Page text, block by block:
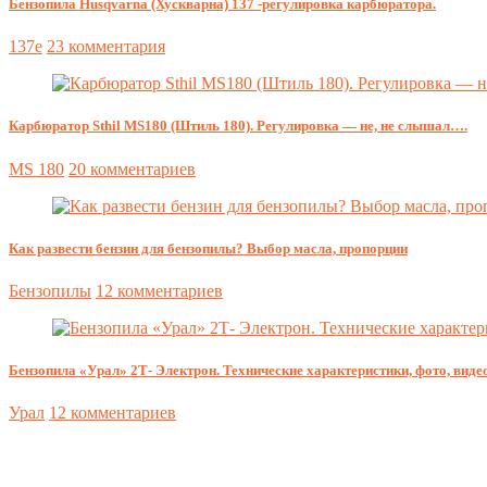
Бензопила Husqvarna (Хускварна) 137 -регулировка карбюратора.
137e 23 комментария
Карбюратор Sthil MS180 (Штиль 180). Регулировка — не, не слышал….
MS 180 20 комментариев
Как развести бензин для бензопилы? Выбор масла, пропорции
Бензопилы 12 комментариев
Бензопила «Урал» 2Т- Электрон. Технические характеристики, фото,
Урал 12 комментариев